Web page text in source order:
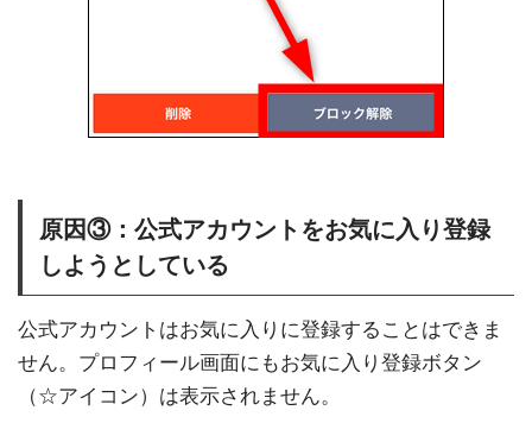
原因③：公式アカウントをお気に入り登録
しようとしている
公式アカウントはお気に入りに登録することはできま
せん。プロフィール画面にもお気に入り登録ボタン
（☆アイコン）は表示されません。